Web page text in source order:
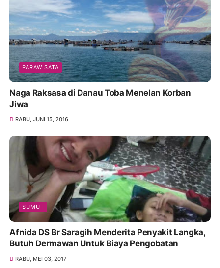
PARAWISATA
Naga Raksasa di Danau Toba Menelan Korban
Jiwa
RABU, JUNI 15, 2016
SUMUT
Afnida DS Br Saragih Menderita Penyakit Langka,
Butuh Dermawan Untuk Biaya Pengobatan
RABU, MEI 03, 2017